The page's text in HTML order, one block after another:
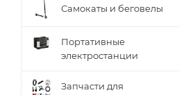
Самокаты и беговелы
Портативные
электростанции
Запчасти для